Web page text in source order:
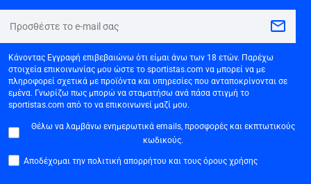
Κάνοντας Εγγραφή επιβεβαιώνω ότι είμαι άνω των 18 ετών. Παρέχω
στοιχεία επικοινωνίας μου ώστε το sportistas.com να μπορεί να με
πληροφορεί σχετικά με προϊόντα και υπηρεσίες που ανταποκρίνονται σε
εμένα. Γνωρίζω πως μπορώ να σταματήσω ανά πάσα στιγμή το
sportistas.com από το να επικοινωνεί μαζί μου.
Θέλω να λαμβάνω ενημερωτικά emails, προσφορές και εκπτωτικούς
κωδικούς.
Αποδέχομαι την πολιτική απορρήτου και τους όρους χρήσης